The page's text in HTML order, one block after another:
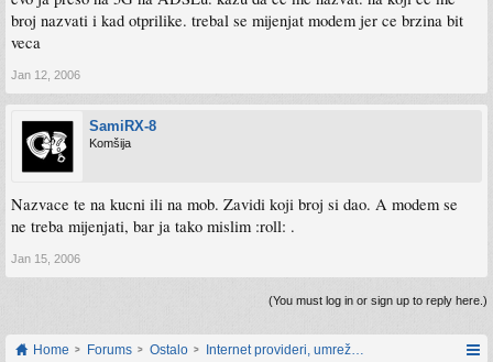
broj nazvati i kad otprilike. trebal se mijenjat modem jer ce brzina bit
veca
Jan 12, 2006
SamiRX-8
Komšija
Nazvace te na kucni ili na mob. Zavidi koji broj si dao. A modem se
ne treba mijenjati, bar ja tako mislim :roll: .
Jan 15, 2006
(You must log in or sign up to reply here.)
Home Forums Ostalo Internet provideri, umrežavanje i web servisi